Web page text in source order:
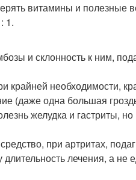
витамины и полезные
1.
и склонность к ним,
необходимости,
(даже одна большая
желудка и гастриты,
при артритах,
лечения, а не